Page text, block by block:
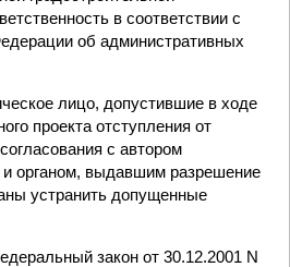
в соответствии с
об административных
лицо, допустившие в ходе
проекта отступления от
с автором
и органом, выдавшим разрешение
устранить допущенные
закон от 30.12.2001 N